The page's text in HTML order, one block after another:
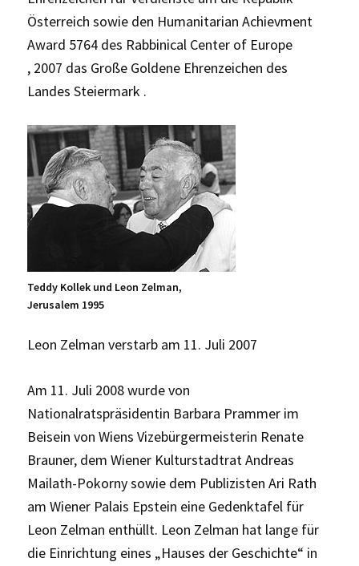
Österreich sowie den Humanitarian Achievment
Award 5764 des Rabbinical Center of Europe
, 2007 das Große Goldene Ehrenzeichen des
Landes Steiermark .
Teddy Kollek und Leon Zelman,
Jerusalem 1995
Leon Zelman verstarb am 11. Juli 2007
Am 11. Juli 2008 wurde von
Nationalratspräsidentin Barbara Prammer im
Beisein von Wiens Vizebürgermeisterin Renate
Brauner, dem Wiener Kulturstadtrat Andreas
Mailath-Pokorny sowie dem Publizisten Ari Rath
am Wiener Palais Epstein eine Gedenktafel für
Leon Zelman enthüllt. Leon Zelman hat lange für
die Einrichtung eines „Hauses der Geschichte“ in